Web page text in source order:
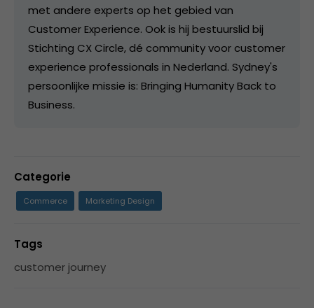
met andere experts op het gebied van
Customer Experience. Ook is hij bestuurslid bij
Stichting CX Circle, dé community voor customer
experience professionals in Nederland. Sydney's
persoonlijke missie is: Bringing Humanity Back to
Business.
Categorie
Commerce Marketing Design
Tags
customer journey